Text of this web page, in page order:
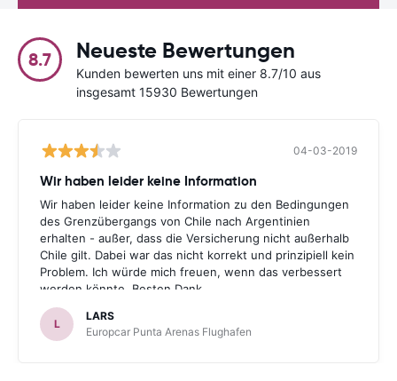
8.7 Neueste Bewertungen
Kunden bewerten uns mit einer 8.7/10 aus
insgesamt 15930 Bewertungen
04-03-2019
Wir haben leider keine Information
Wir haben leider keine Information zu den Bedingungen
des Grenzübergangs von Chile nach Argentinien
erhalten - außer, dass die Versicherung nicht außerhalb
Chile gilt. Dabei war das nicht korrekt und prinzipiell kein
Problem. Ich würde mich freuen, wenn das verbessert
werden könnte. Besten Dank.
L
LARS
Europcar Punta Arenas Flughafen